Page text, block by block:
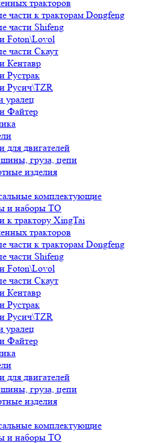
тракторов
части к тракторам Dongfeng
части Shifeng
Foton\Lovol
части Скаут
Кентавр
Рустрак
Русич\TZR
уралец
Файтер
для двигателей
груза, цепи
изделия
комплектующие
и наборы ТО
к трактору XingTai
тракторов
части к тракторам Dongfeng
части Shifeng
Foton\Lovol
части Скаут
Кентавр
Рустрак
Русич\TZR
уралец
Файтер
для двигателей
груза, цепи
изделия
комплектующие
и наборы ТО